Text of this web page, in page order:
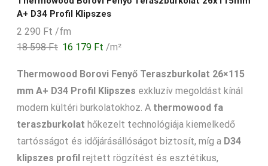
A+ D34 Profil Klipszes
2 290 Ft /fm
18 598Ft 16 179 Ft /m²
Thermowood Borovi Fenyő Teraszburkolat 26×115
mm A+ D34 Profil Klipszes exkluzív megoldást kínál
modern kültéri burkolatokhoz. A thermowood fa
teraszburkolat hőkezelt technológiája kiemelkedő
tartósságot és időjárásállóságot biztosít, míg a D34
klipszes profil rejtett rögzítést és esztétikus,